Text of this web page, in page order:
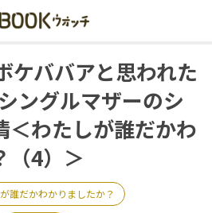
ケババアと思われた
ングルマザーのシ
＜わたしが誰だかわ
（4）＞
誰だかわかりましたか？